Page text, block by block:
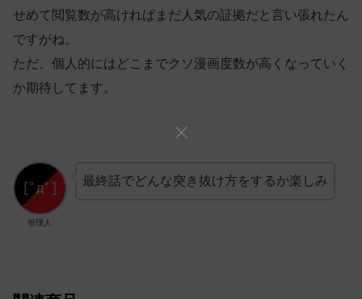
せめて閲覧数が高ければまだ人気の証拠だと言い張れたん
ですがね。
ただ、個人的にはどこまでクソ漫画度数が高くなっていく
か期待してます。
管理人
最終話でどんな突き抜け方をするか楽しみ